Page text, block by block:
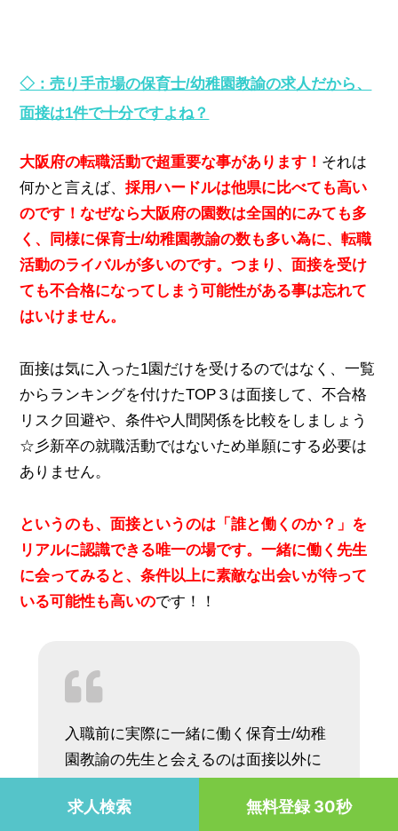
◇：売り手市場の保育士/幼稚園教諭の求人だから、
面接は1件で十分ですよね？
大阪府の転職活動で超重要な事があります！ それは
何かと言えば、採用ハードルは他県に比べても高い
のです！なぜなら大阪府の園数は全国的にみても多
く、同様に保育士/幼稚園教諭の数も多い為に、転職
活動のライバルが多いのです。つまり、面接を受け
ても不合格になってしまう可能性がある事は忘れて
はいけません。
面接は気に入った1園だけを受けるのではなく、一覧
からランキングを付けたTOP３は面接して、不合格
リスク回避や、条件や人間関係を比較をしましょう
☆彡新卒の就職活動ではないため単願にする必要は
ありません。
というのも、面接というのは「誰と働くのか？」を
リアルに認識できる唯一の場です。一緒に働く先生
に会ってみると、条件以上に素敵な出会いが待って
いる可能性も高いのです！！
入職前に実際に一緒に働く保育士/幼稚
園教諭の先生と会えるのは面接以外に
事も転職活動では重要です。そして少
求人検索 無料登録 30秒